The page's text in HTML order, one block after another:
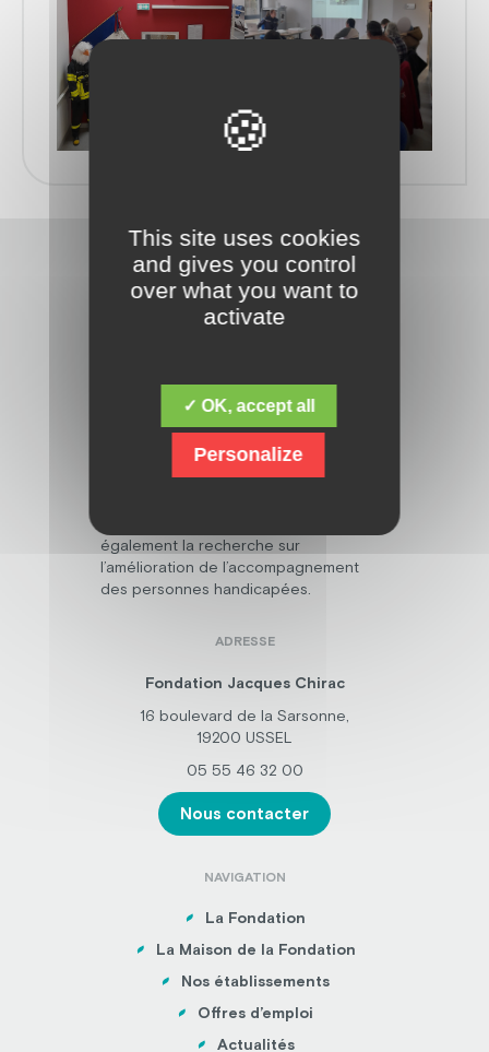
dont la mission fondamentale est de
répondre aux besoins des personnes
en situation de handicap mental,
psychique, polyhandicap, et avec des
également la recherche sur
l’amélioration de l’accompagnement
des personnes handicapées.
ADRESSE
Fondation Jacques Chirac
16 boulevard de la Sarsonne,
19200 USSEL
05 55 46 32 00
Nous contacter
NAVIGATION
La Fondation
La Maison de la Fondation
Nos établissements
Offres d’emploi
Actualités
This site uses cookies
and gives you control
over what you want to
activate
✓ OK, accept all
Personalize